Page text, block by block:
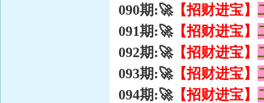
090期:🚀【招财进宝】
091期:🚀【招财进宝】
092期:🚀【招财进宝】
093期:🚀【招财进宝】
094期:🚀【招财进宝】